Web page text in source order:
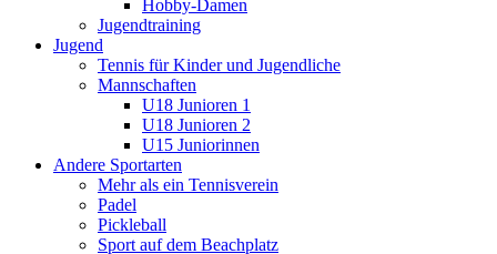
Hobby-Damen
Jugendtraining
Jugend
Tennis für Kinder und Jugendliche
Mannschaften
U18 Junioren 1
U18 Junioren 2
U15 Juniorinnen
Andere Sportarten
Mehr als ein Tennisverein
Padel
Pickleball
Sport auf dem Beachplatz